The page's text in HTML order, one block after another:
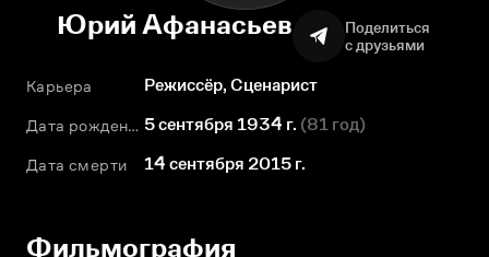
Юрий Афанасьев
Поделиться
с друзьями
Карьера Режиссёр, Сценарист
Дата рождения 5 сентября 1934 г. (81 год)
Дата смерти 14 сентября 2015 г.
Фильмография